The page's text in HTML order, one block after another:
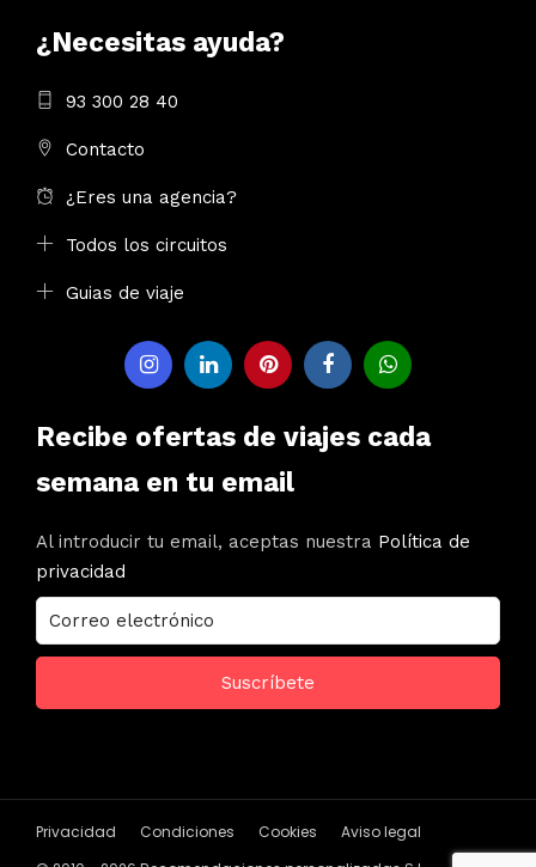
¿Necesitas ayuda?
93 300 28 40
Contacto
¿Eres una agencia?
Todos los circuitos
Guias de viaje
Recibe ofertas de viajes cada
semana en tu email
Al introducir tu email, aceptas nuestra Política de
privacidad
Privacidad Condiciones Cookies
Aviso legal